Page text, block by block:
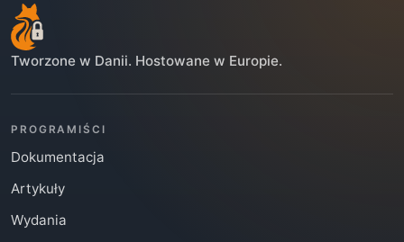
Tworzone w Danii. Hostowane w Europie.
PROGRAMIŚCI
Dokumentacja
Artykuły
Wydania